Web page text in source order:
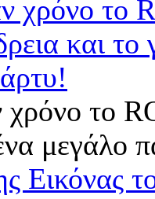
χρόνο το
μεγάλο